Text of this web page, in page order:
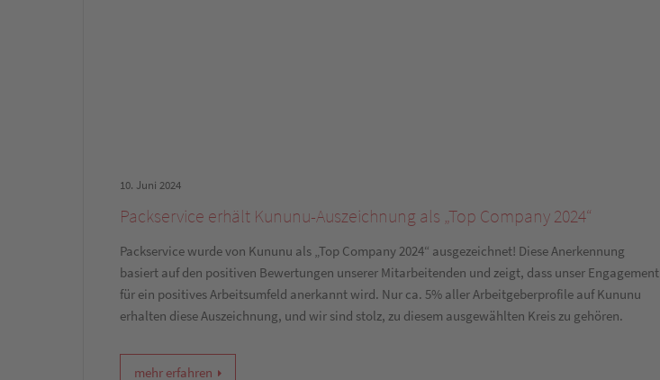
10. Juni 2024
Packservice erhält Kununu-Auszeichnung als „Top Company 2024“
Packservice wurde von Kununu als „Top Company 2024“ ausgezeichnet! Diese Anerkennung
basiert auf den positiven Bewertungen unserer Mitarbeitenden und zeigt, dass unser Engagement
für ein positives Arbeitsumfeld anerkannt wird. Nur ca. 5% aller Arbeitgeberprofile auf Kununu
erhalten diese Auszeichnung, und wir sind stolz, zu diesem ausgewählten Kreis zu gehören.
mehr erfahren